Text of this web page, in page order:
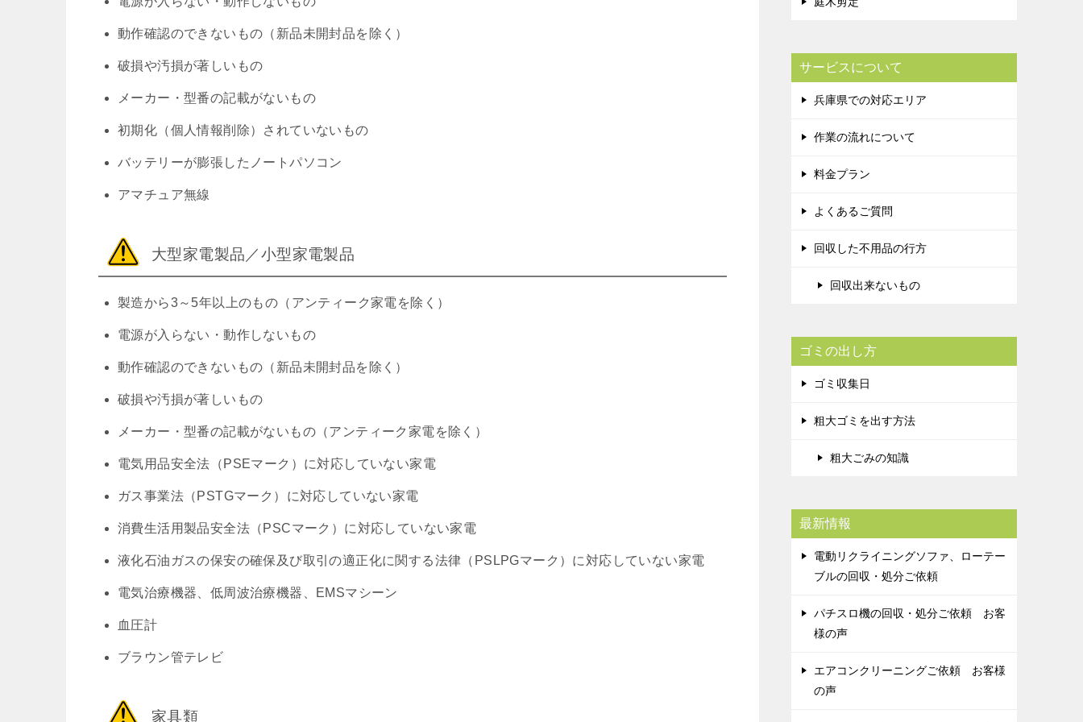
動作確認のできないもの（新品未開封品を除く）
破損や汚損が著しいもの
メーカー・型番の記載がないもの
初期化（個人情報削除）されていないもの
バッテリーが膨張したノートパソコン
アマチュア無線
大型家電製品／小型家電製品
製造から3～5年以上のもの（アンティーク家電を除く）
電源が入らない・動作しないもの
動作確認のできないもの（新品未開封品を除く）
破損や汚損が著しいもの
メーカー・型番の記載がないもの（アンティーク家電を除く）
電気用品安全法（PSEマーク）に対応していない家電
ガス事業法（PSTGマーク）に対応していない家電
消費生活用製品安全法（PSCマーク）に対応していない家電
液化石油ガスの保安の確保及び取引の適正化に関する法律（PSLPGマーク）に対応していない家電
電気治療機器、低周波治療機器、EMSマシーン
血圧計
ブラウン管テレビ
家具類
サービスについて
兵庫県での対応エリア
作業の流れについて
料金プラン
よくあるご質問
回収した不用品の行方
回収出来ないもの
ゴミの出し方
ゴミ収集日
粗大ゴミを出す方法
粗大ごみの知識
最新情報
電動リクライニングソファ、ローテー
ブルの回収・処分ご依頼
パチスロ機の回収・処分ご依頼 お客
様の声
エアコンクリーニングご依頼 お客様
の声